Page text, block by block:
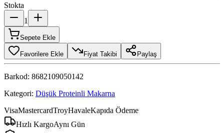
Stokta
1
Sepete Ekle
Favorilere Ekle Fiyat Takibi Paylaş
Barkod: 8682109050142
Kategori: Düşük Proteinli Makarna
VisaMastercardTroyHavaleKapıda Ödeme
Hızlı KargoAynı Gün